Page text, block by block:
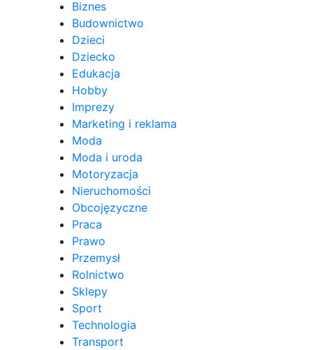
Biznes
Budownictwo
Dzieci
Dziecko
Edukacja
Hobby
Imprezy
Marketing i reklama
Moda
Moda i uroda
Motoryzacja
Nieruchomości
Obcojęzyczne
Praca
Prawo
Przemysł
Rolnictwo
Sklepy
Sport
Technologia
Transport